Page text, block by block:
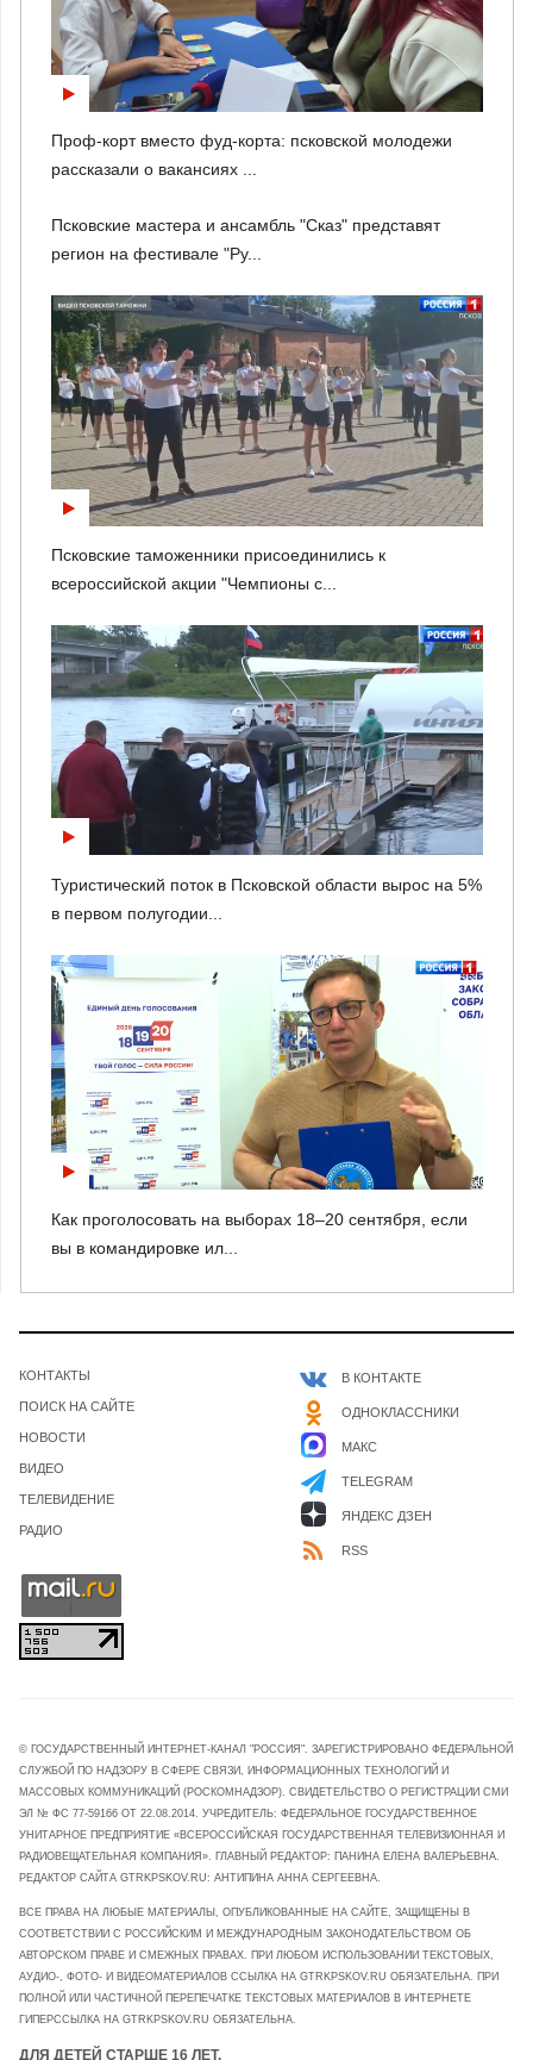
Проф-корт вместо фуд-корта: псковской молодежи
рассказали о вакансиях ...
Псковские мастера и ансамбль "Сказ" представят
регион на фестивале "Ру...
Псковские таможенники присоединились к
всероссийской акции "Чемпионы с...
Туристический поток в Псковской области вырос на 5%
в первом полугодии...
Как проголосовать на выборах 18–20 сентября, если
вы в командировке ил...
КОНТАКТЫ
ПОИСК НА САЙТЕ
НОВОСТИ
ВИДЕО
ТЕЛЕВИДЕНИЕ
РАДИО
В КОНТАКТЕ
ОДНОКЛАССНИКИ
МАКС
TELEGRAM
ЯНДЕКС ДЗЕН
RSS
© ГОСУДАРСТВЕННЫЙ ИНТЕРНЕТ-КАНАЛ "РОССИЯ". ЗАРЕГИСТРИРОВАНО ФЕДЕРАЛЬНОЙ
СЛУЖБОЙ ПО НАДЗОРУ В СФЕРЕ СВЯЗИ, ИНФОРМАЦИОННЫХ ТЕХНОЛОГИЙ И
МАССОВЫХ КОММУНИКАЦИЙ (РОСКОМНАДЗОР). СВИДЕТЕЛЬСТВО О РЕГИСТРАЦИИ СМИ
ЭЛ № ФС 77-59166 ОТ 22.08.2014. УЧРЕДИТЕЛЬ: ФЕДЕРАЛЬНОЕ ГОСУДАРСТВЕННОЕ
УНИТАРНОЕ ПРЕДПРИЯТИЕ «ВСЕРОССИЙСКАЯ ГОСУДАРСТВЕННАЯ ТЕЛЕВИЗИОННАЯ И
РАДИОВЕЩАТЕЛЬНАЯ КОМПАНИЯ». ГЛАВНЫЙ РЕДАКТОР: ПАНИНА ЕЛЕНА ВАЛЕРЬЕВНА.
РЕДАКТОР САЙТА GTRKPSKOV.RU: АНТИПИНА АННА СЕРГЕЕВНА.
ВСЕ ПРАВА НА ЛЮБЫЕ МАТЕРИАЛЫ, ОПУБЛИКОВАННЫЕ НА САЙТЕ, ЗАЩИЩЕНЫ В
СООТВЕТСТВИИ С РОССИЙСКИМ И МЕЖДУНАРОДНЫМ ЗАКОНОДАТЕЛЬСТВОМ ОБ
АВТОРСКОМ ПРАВЕ И СМЕЖНЫХ ПРАВАХ. ПРИ ЛЮБОМ ИСПОЛЬЗОВАНИИ ТЕКСТОВЫХ,
АУДИО-, ФОТО- И ВИДЕОМАТЕРИАЛОВ ССЫЛКА НА GTRKPSKOV.RU ОБЯЗАТЕЛЬНА. ПРИ
ПОЛНОЙ ИЛИ ЧАСТИЧНОЙ ПЕРЕПЕЧАТКЕ ТЕКСТОВЫХ МАТЕРИАЛОВ В ИНТЕРНЕТЕ
ГИПЕРССЫЛКА НА GTRKPSKOV.RU ОБЯЗАТЕЛЬНА.
ДЛЯ ДЕТЕЙ СТАРШЕ 16 ЛЕТ.